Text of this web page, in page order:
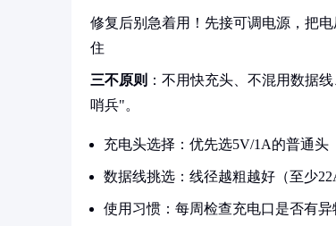
修复后别急着用！先接可调电源，把
住
三不原则 ：不用快充头、不混用数据
哨兵"。
充电头选择：优先选5V/1A的普通头
数据线挑选：线径越粗越好（至少
使用习惯：每周检查充电口是否有异